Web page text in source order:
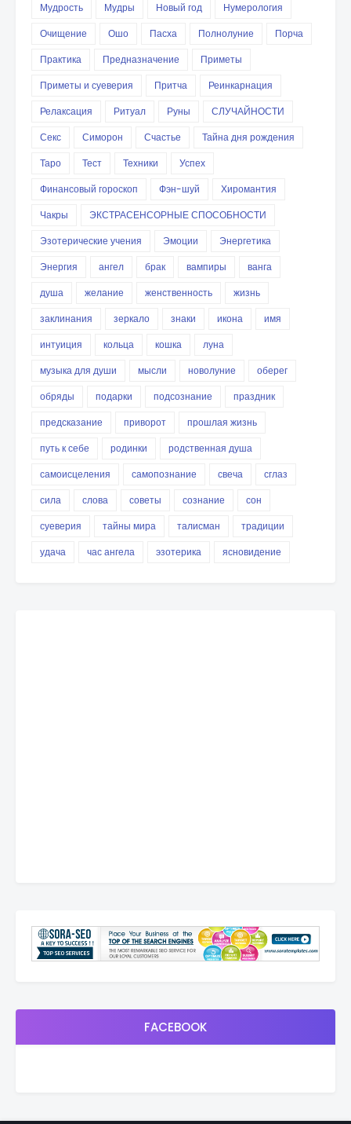
Мудрость
Мудры Новый год
Нумерология
Очищение
Ошо Пасха Полнолуние
Порча
Практика
Предназначение
Приметы
Приметы и суеверия
Притча
Реинкарнация
Релаксация
Ритуал Руны
СЛУЧАЙНОСТИ
Секс
Симорон Счастье
Тайна дня рождения
Таро
Тест Техники
Успех
Финансовый гороскоп
Фэн-шуй
Хиромантия
Чакры
ЭКСТРАСЕНСОРНЫЕ СПОСОБНОСТИ
Эзотерические учения
Эмоции
Энергетика
Энергия
ангел брак вампиры
ванга
душа
желание женственность
жизнь
заклинания
зеркало знаки икона
имя
интуиция
кольца кошка
луна
музыка для души
мысли новолуние
оберег
обряды
подарки подсознание
праздник
предсказание
приворот
прошлая жизнь
путь к себе
родинки
родственная душа
самоисцеления
самопознание свеча
сглаз
сила
слова советы сознание
сон
суеверия
тайны мира талисман
традиции
удача
час ангела эзотерика ясновидение
FACEBOOK